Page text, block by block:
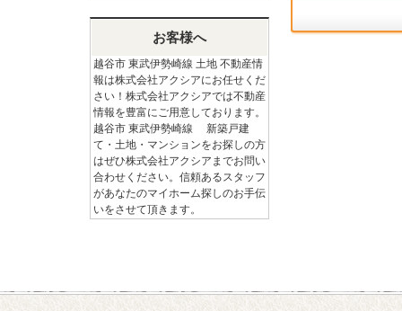
お客様へ
越谷市 東武伊勢崎線 土地 不動産情
報は株式会社アクシアにお任せくだ
さい！株式会社アクシアでは不動産
情報を豊富にご用意しております。
越谷市 東武伊勢崎線 新築戸建
て・土地・マンションをお探しの方
はぜひ株式会社アクシアまでお問い
合わせください。信頼あるスタッフ
があなたのマイホーム探しのお手伝
いをさせて頂きます。